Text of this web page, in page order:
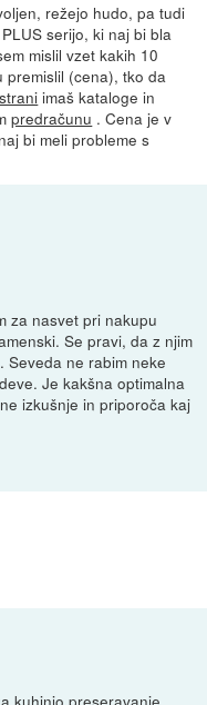
režejo hudo, pa tudi
serijo, ki naj bi bla
mislil vzet kakih 10
premislil (cena), tko da
imaš kataloge in
predračunu . Cena je v
bi meli probleme s
za nasvet pri nakupu
Se pravi, da z njim
Seveda ne rabim neke
Je kakšna optimalna
izkušnje in priporoča kaj